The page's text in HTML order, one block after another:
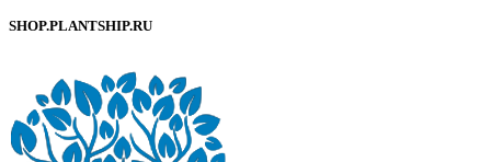
SHOP.PLANTSHIP.RU